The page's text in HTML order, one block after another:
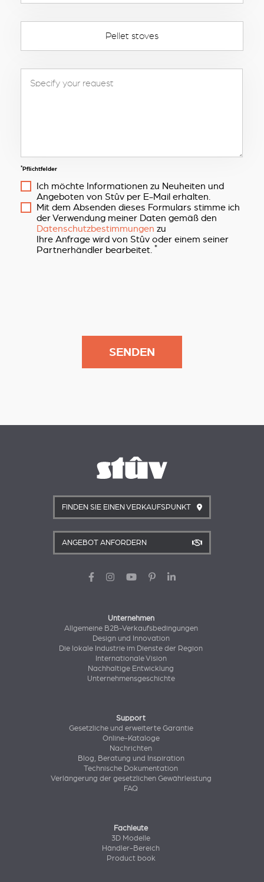
Pellet stoves
*Pflichtfelder
Ich möchte Informationen zu Neuheiten und
Angeboten von Stûv per E-Mail erhalten.
Mit dem Absenden dieses Formulars stimme ich
der Verwendung meiner Daten gemäß den
Datenschutzbestimmungen zu
Ihre Anfrage wird von Stûv oder einem seiner
Partnerhändler bearbeitet. *
FINDEN SIE EINEN VERKAUFSPUNKT
ANGEBOT ANFORDERN
Unternehmen
Allgemeine B2B-Verkaufsbedingungen
Design und Innovation
Die lokale Industrie im Dienste der Region
Internationale Vision
Nachhaltige Entwicklung
Unternehmensgeschichte
Support
Gesetzliche und erweiterte Garantie
Online-Kataloge
Nachrichten
Blog, Beratung und Inspiration
Technische Dokumentation
Verlängerung der gesetzlichen Gewährleistung
FAQ
Fachleute
3D Modelle
Händler-Bereich
Product book